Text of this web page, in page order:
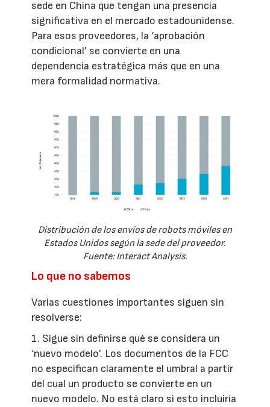
sede en China que tengan una presencia
significativa en el mercado estadounidense.
Para esos proveedores, la ‘aprobación
condicional’ se convierte en una
dependencia estratégica más que en una
mera formalidad normativa.
Distribución de los envíos de robots móviles en
Estados Unidos según la sede del proveedor.
Fuente: Interact Analysis.
Lo que no sabemos
Varias cuestiones importantes siguen sin
resolverse:
1. Sigue sin definirse qué se considera un
‘nuevo modelo’. Los documentos de la FCC
no especifican claramente el umbral a partir
del cual un producto se convierte en un
nuevo modelo. No está claro si esto incluiría